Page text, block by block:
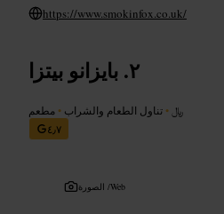
https://www.smokinfox.co.uk/
بايزانو بيتزا
﷼ • تناول الطعام والشراب • مطعم
٤٫٧
الصورة /Web